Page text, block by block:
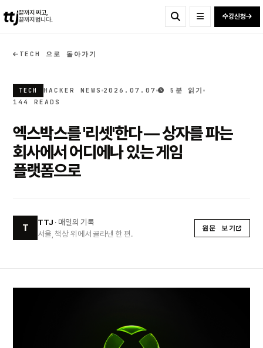
ttj끝까지 짜고,
끝까지 법니다.
수강신청
TECH 으로 돌아가기
TECH HACKER NEWS 2026.07.07
5분 읽기
144 READS
엑스박스를 '리셋'한다 — 상자를 파는
회사에서 어디에나 있는 게임
플랫폼으로
T
TTJ · 매일의 기록
서울, 책상 위에서 골라낸 한 편.
원문 보기